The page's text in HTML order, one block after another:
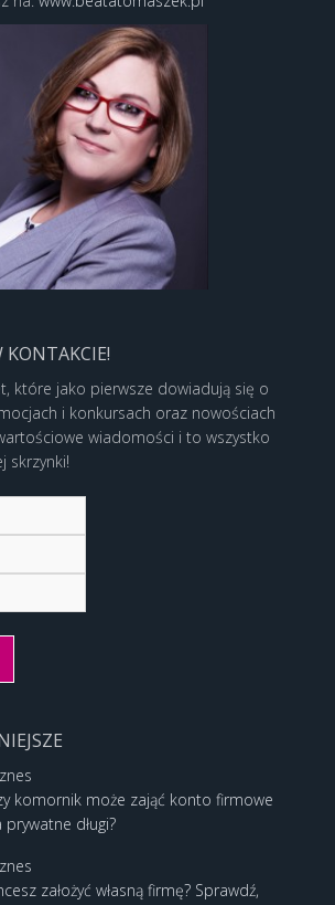
które jako pierwsze dowiadują się o
i konkursach oraz nowościach
wiadomości i to wszystko
skrzynki!
komornik może zająć konto firmowe
prywatne długi?
założyć własną firmę? Sprawdź,